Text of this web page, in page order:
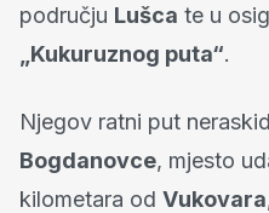
području Lušca te u
„Kukuruznog puta“.
Njegov ratni put
Bogdanovce, mjesto
kilometara od Vukovara